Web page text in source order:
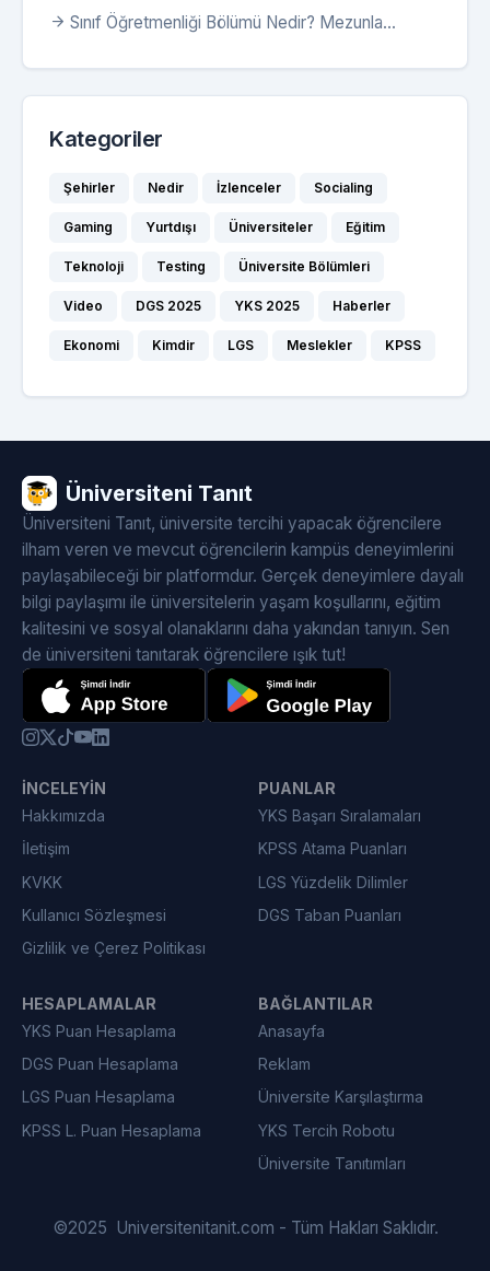
Sınıf Öğretmenliği Bölümü Nedir? Mezunla...
Kategoriler
Şehirler Nedir İzlenceler Socialing
Gaming Yurtdışı Üniversiteler Eğitim
Teknoloji Testing Üniversite Bölümleri
Video DGS 2025 YKS 2025 Haberler
Ekonomi Kimdir LGS Meslekler KPSS
Üniversiteni Tanıt
Üniversiteni Tanıt, üniversite tercihi yapacak öğrencilere
ilham veren ve mevcut öğrencilerin kampüs deneyimlerini
paylaşabileceği bir platformdur. Gerçek deneyimlere dayalı
bilgi paylaşımı ile üniversitelerin yaşam koşullarını, eğitim
kalitesini ve sosyal olanaklarını daha yakından tanıyın. Sen
de üniversiteni tanıtarak öğrencilere ışık tut!
İNCELEYIN
Hakkımızda
İletişim
KVKK
Kullanıcı Sözleşmesi
Gizlilik ve Çerez Politikası
PUANLAR
YKS Başarı Sıralamaları
KPSS Atama Puanları
LGS Yüzdelik Dilimler
DGS Taban Puanları
HESAPLAMALAR
YKS Puan Hesaplama
DGS Puan Hesaplama
LGS Puan Hesaplama
KPSS L. Puan Hesaplama
BAĞLANTILAR
Anasayfa
Reklam
Üniversite Karşılaştırma
YKS Tercih Robotu
Üniversite Tanıtımları
©2025 Universitenitanit.com - Tüm Hakları Saklıdır.